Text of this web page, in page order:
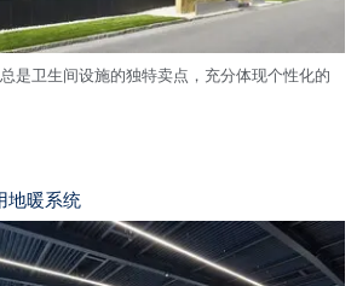
是卫生间设施的独特卖点，充分体现个性化的
地暖系统